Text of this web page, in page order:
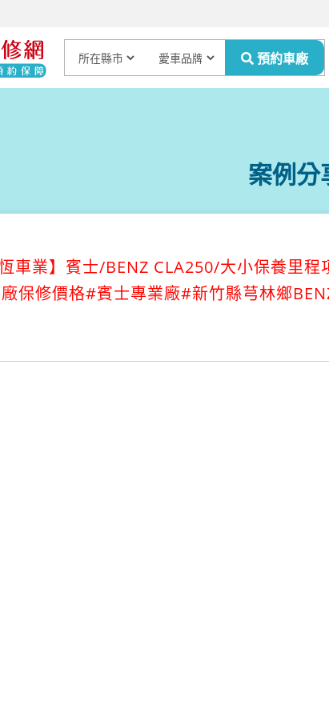
案例分
恆車業】賓士/BENZ CLA250/大小保養里
保修價格#賓士專業廠#新竹縣芎林鄉